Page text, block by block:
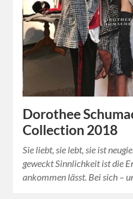
Dorothee
Collection 2018
Sie liebt, sie lebt, sie ist
geweckt Sinnlichkeit ist die
ankommen lässt. Bei sich –